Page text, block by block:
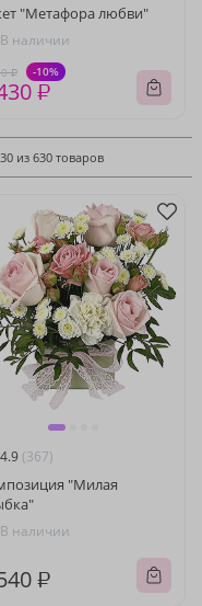
"Метафора любви"
В наличии
₽ -10%
₽
из 630 товаров
4.9 (367)
"Милая
В наличии
₽